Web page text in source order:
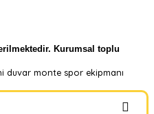
Kurumsal toplu